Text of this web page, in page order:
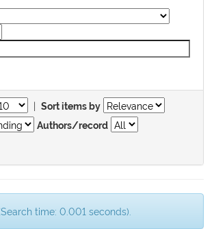
| Sort items by
Authors/record
time: 0.001 seconds).